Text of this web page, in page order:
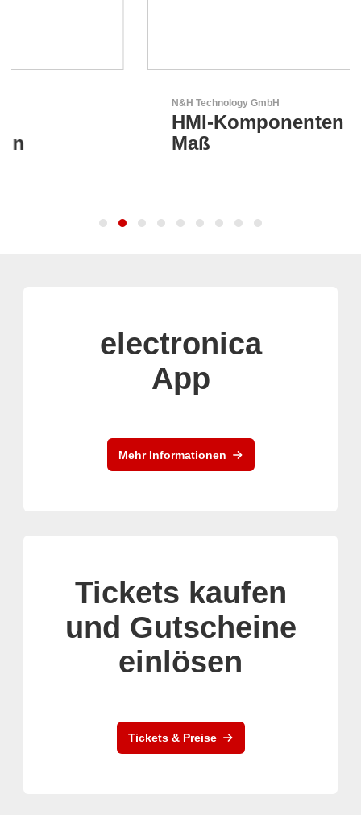
HMI-Komponenten nach
electronica
App
Mehr Informationen
Tickets kaufen
und Gutscheine
einlösen
Tickets & Preise